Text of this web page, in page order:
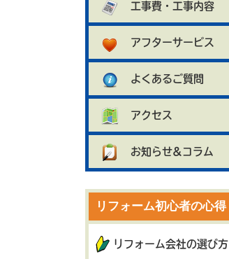
工事費・工事内容
アフターサービス
よくあるご質問
アクセス
お知らせ&コラム
リフォーム初心者の心得
リフォーム会社の選び方